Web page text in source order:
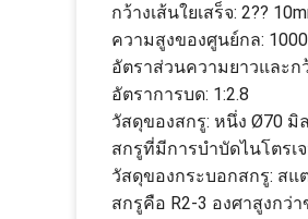
กว้างเส้นใยเสร็จ: 2??
ความสูงของศูนย์กล:
อัตราส่วนความยาวและก
อัตราการบด: 1:2.8
วัสดุของสกรู: หนึ่ง Ø70 มิ
สกรูที่มีการบําบัดไนโตรเ
วัสดุของกระบอกสกรู: สแ
สกรูคือ R2-3 องศาสูงกว่